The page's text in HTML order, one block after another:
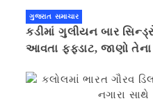
ગુજરાત સમાચાર
કડીમાં ગુલીયન બાર
આવતા ફફડાટ, જાણો